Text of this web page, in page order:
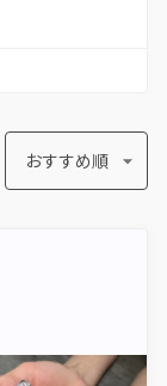
おすすめ順